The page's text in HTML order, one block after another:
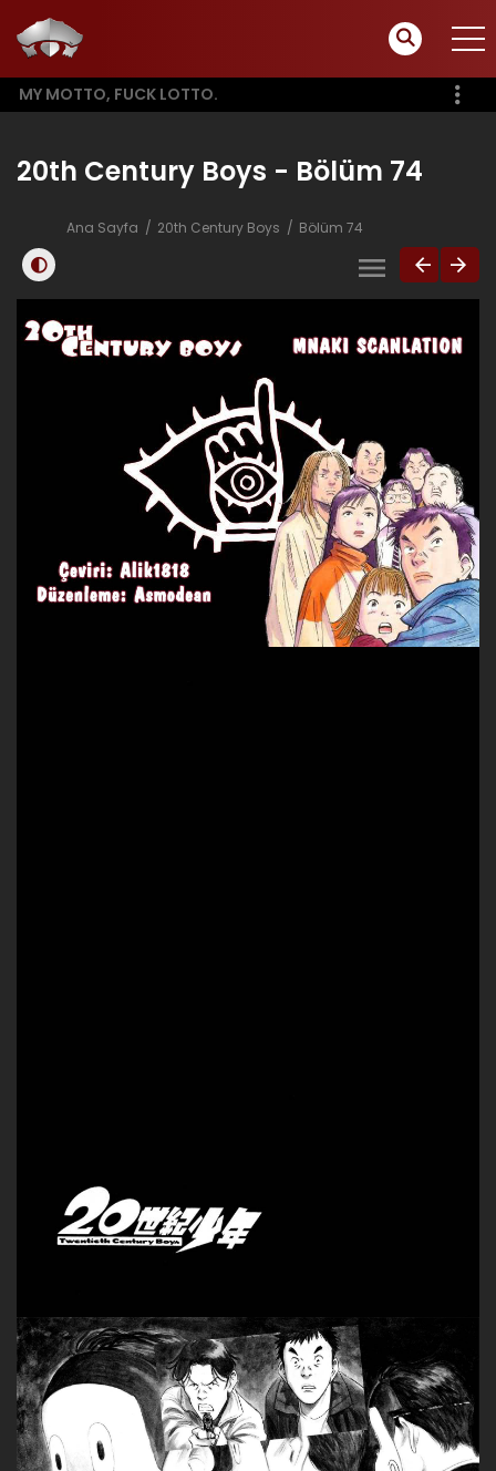
MY MOTTO, FUCK LOTTO.
20th Century Boys - Bölüm 74
Ana Sayfa 20th Century Boys Bölüm 74